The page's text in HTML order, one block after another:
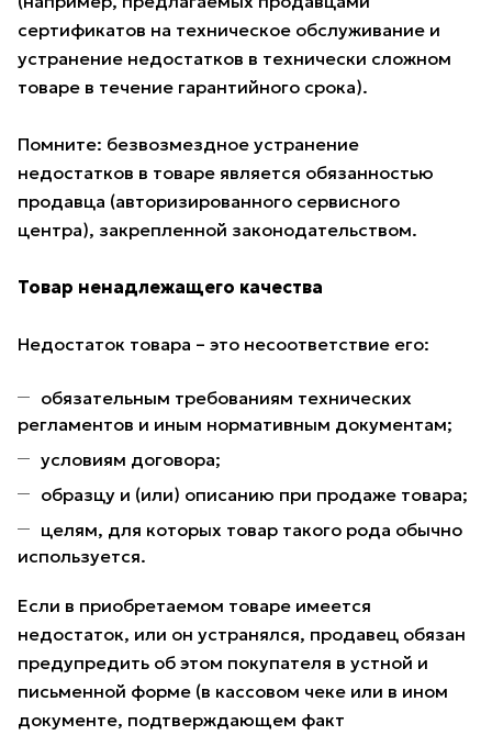
сертификатов на техническое обслуживание и
устранение недостатков в технически сложном
товаре в течение гарантийного срока).
Помните: безвозмездное устранение
недостатков в товаре является обязанностью
продавца (авторизированного сервисного
центра), закрепленной законодательством.
Товар ненадлежащего качества
Недостаток товара – это несоответствие его:
обязательным требованиям технических
регламентов и иным нормативным документам;
условиям договора;
образцу и (или) описанию при продаже товара;
целям, для которых товар такого рода обычно
используется.
Если в приобретаемом товаре имеется
недостаток, или он устранялся, продавец обязан
предупредить об этом покупателя в устной и
письменной форме (в кассовом чеке или в ином
документе, подтверждающем факт